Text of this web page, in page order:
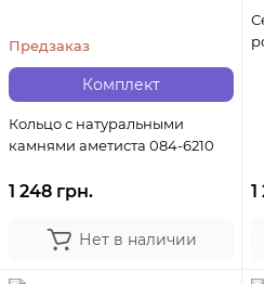
Комплект
Предзаказ
Кольцо с натуральными
камнями аметиста 084-6210
1 248 грн.
Нет в наличии
1